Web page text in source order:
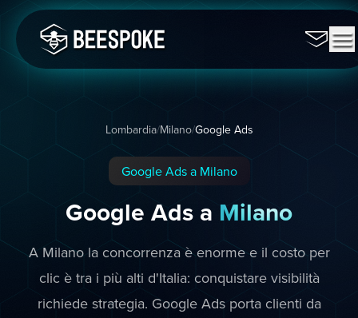
Lombardia/Milano/Google Ads
Google Ads a Milano
Google Ads a Milano
A Milano la concorrenza è enorme e il costo per
clic è tra i più alti d'Italia: conquistare visibilità
richiede strategia. Google Ads porta clienti da